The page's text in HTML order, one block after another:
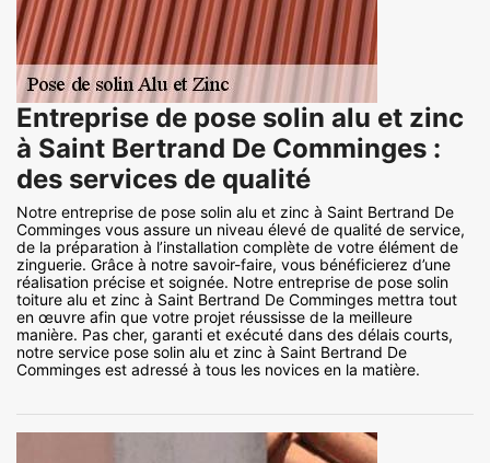
Entreprise de pose solin alu et zinc
à Saint Bertrand De Comminges :
des services de qualité
Notre entreprise de pose solin alu et zinc à Saint Bertrand De
Comminges vous assure un niveau élevé de qualité de service,
de la préparation à l’installation complète de votre élément de
zinguerie. Grâce à notre savoir-faire, vous bénéficierez d’une
réalisation précise et soignée. Notre entreprise de pose solin
toiture alu et zinc à Saint Bertrand De Comminges mettra tout
en œuvre afin que votre projet réussisse de la meilleure
manière. Pas cher, garanti et exécuté dans des délais courts,
notre service pose solin alu et zinc à Saint Bertrand De
Comminges est adressé à tous les novices en la matière.